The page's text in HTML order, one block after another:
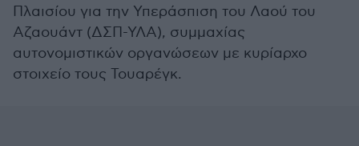
Πλαισίου για την Υπεράσπιση του Λαού του
Αζαουάντ (ΔΣΠ-ΥΛΑ), συμμαχίας
αυτονομιστικών οργανώσεων με κυρίαρχο
στοιχείο τους Τουαρέγκ.